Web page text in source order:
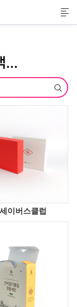
메
...
검색
이버스클럽